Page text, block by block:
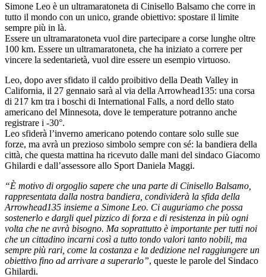
Simone Leo è un ultramaratoneta di Cinisello Balsamo che corre in
tutto il mondo con un unico, grande obiettivo: spostare il limite
sempre più in là.
Essere un ultramaratoneta vuol dire partecipare a corse lunghe oltre
100 km. Essere un ultramaratoneta, che ha iniziato a correre per
vincere la sedentarietà, vuol dire essere un esempio virtuoso.
Leo, dopo aver sfidato il caldo proibitivo della Death Valley in
California, il 27 gennaio sarà al via della Arrowhead135: una corsa
di 217 km tra i boschi di International Falls, a nord dello stato
americano del Minnesota, dove le temperature potranno anche
registrare i -30°.
Leo sfiderà l’inverno americano potendo contare solo sulle sue
forze, ma avrà un prezioso simbolo sempre con sé: la bandiera della
città, che questa mattina ha ricevuto dalle mani del sindaco Giacomo
Ghilardi e dall’assessore allo Sport Daniela Maggi.
“È motivo di orgoglio sapere che una parte di Cinisello Balsamo,
rappresentata dalla nostra bandiera, condividerà la sfida della
Arrowhead135 insieme a Simone Leo. Ci auguriamo che possa
sostenerlo e dargli quel pizzico di forza e di resistenza in più ogni
volta che ne avrà bisogno. Ma soprattutto è importante per tutti noi
che un cittadino incarni così a tutto tondo valori tanto nobili, ma
sempre più rari, come la costanza e la dedizione nel raggiungere un
obiettivo fino ad arrivare a superarlo”, queste le parole del Sindaco
Ghilardi.